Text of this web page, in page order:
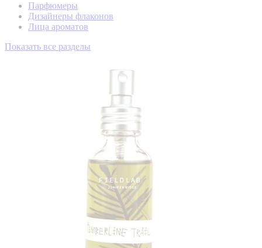
Парфюмеры
Дизайнеры флаконов
Лица ароматов
Показать все разделы